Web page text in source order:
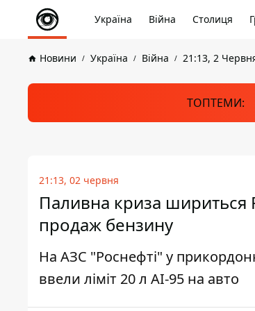
Україна Війна Столиця
Новини Україна Війна 21:13, 2
ТОПТЕМИ:
21:13, 02 червня
Паливна криза шириться
продаж бензину
На АЗС "Роснефті" у
ввели ліміт 20 л АІ-95 на авто